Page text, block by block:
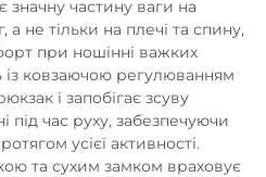
значну частину ваги на
а не тільки на плечі та спину,
при ношінні важких
із ковзаючою регулюванням
і запобігає зсуву
під час руху, забезпечуючи
усієї активності.
та сухим замком враховує